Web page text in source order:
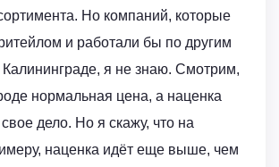
Но компаний, которые
и работали бы по другим
я не знаю. Смотрим,
нормальная цена, а наценка
дело. Но я скажу, что на
наценка идёт еще выше, чем